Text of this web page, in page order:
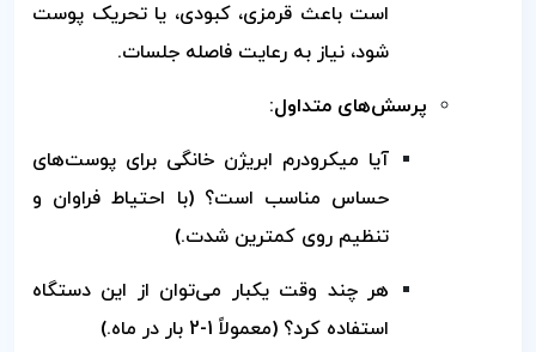
است باعث قرمزی، کبودی، یا تحریک پوست
شود، نیاز به رعایت فاصله جلسات.
پرسش‌های متداول:
آیا میکرودرم ابریژن خانگی برای پوست‌های
حساس مناسب است؟ (با احتیاط فراوان و
تنظیم روی کمترین شدت.)
هر چند وقت یکبار می‌توان از این دستگاه
استفاده کرد؟ (معمولاً 1-2 بار در ماه.)